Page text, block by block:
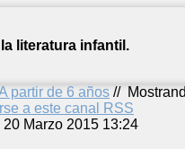
literatura infantil.
partir de 6 años //
a este canal RSS
Marzo 2015 13:24